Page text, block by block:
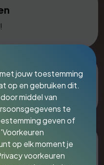
jouw toestemming
op en gebruiken dit.
middel van
te
geven of
op elk moment je
voorkeuren